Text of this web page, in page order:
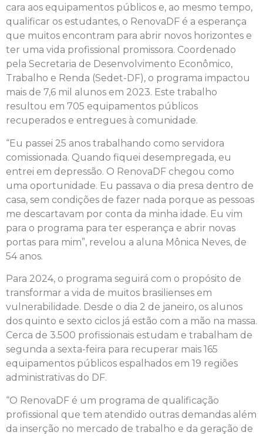
cara aos equipamentos públicos e, ao mesmo tempo,
qualificar os estudantes, o RenovaDF é a esperança
que muitos encontram para abrir novos horizontes e
ter uma vida profissional promissora. Coordenado
pela Secretaria de Desenvolvimento Econômico,
Trabalho e Renda (Sedet-DF), o programa impactou
mais de 7,6 mil alunos em 2023. Este trabalho
resultou em 705 equipamentos públicos
recuperados e entregues à comunidade.
“Eu passei 25 anos trabalhando como servidora
comissionada. Quando fiquei desempregada, eu
entrei em depressão. O RenovaDF chegou como
uma oportunidade. Eu passava o dia presa dentro de
casa, sem condições de fazer nada porque as pessoas
me descartavam por conta da minha idade. Eu vim
para o programa para ter esperança e abrir novas
portas para mim”, revelou a aluna Mônica Neves, de
54 anos.
Para 2024, o programa seguirá com o propósito de
transformar a vida de muitos brasilienses em
vulnerabilidade. Desde o dia 2 de janeiro, os alunos
dos quinto e sexto ciclos já estão com a mão na massa.
Cerca de 3.500 profissionais estudam e trabalham de
segunda a sexta-feira para recuperar mais 165
equipamentos públicos espalhados em 19 regiões
administrativas do DF.
“O RenovaDF é um programa de qualificação
profissional que tem atendido outras demandas além
da inserção no mercado de trabalho e da geração de